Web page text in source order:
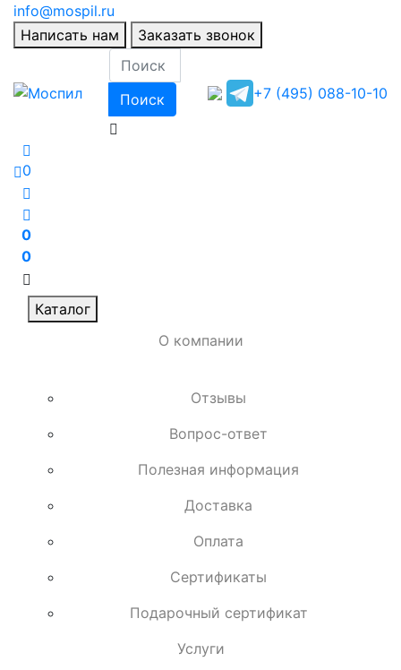
info@mospil.ru
Написать нам
Заказать звонок
Поиск +7 (495) 088-10-10
0
0
0
Каталог
О компании
Отзывы
Вопрос-ответ
Полезная информация
Доставка
Оплата
Сертификаты
Подарочный сертификат
Услуги